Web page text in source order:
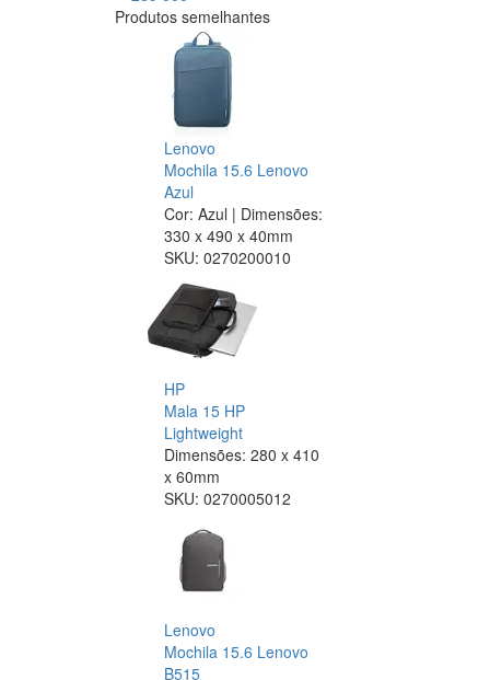
Produtos semelhantes
Lenovo
Mochila 15.6 Lenovo
Azul
Cor: Azul | Dimensões:
330 x 490 x 40mm
SKU: 0270200010
HP
Mala 15 HP
Lightweight
Dimensões: 280 x 410
x 60mm
SKU: 0270005012
Lenovo
Mochila 15.6 Lenovo
B515